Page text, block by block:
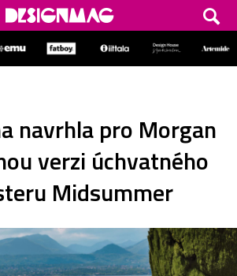
navrhla pro Morgan
verzi úchvatného
Midsummer